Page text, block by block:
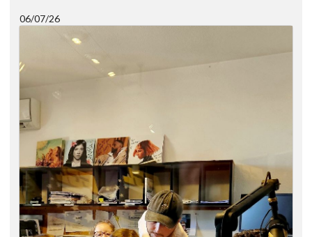
06/07/26